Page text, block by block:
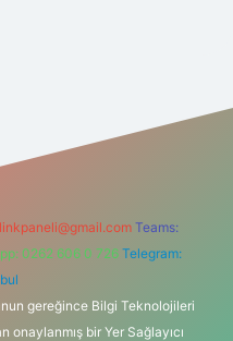
Teams:
0262 606 0 726 Telegram:
gereğince Bilgi Teknolojileri
onaylanmış bir Yer Sağlayıcı